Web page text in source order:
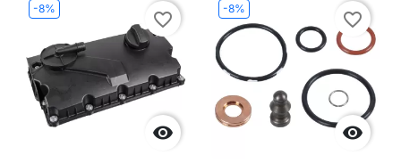
-8%

favorite_border
-8%

favorite_border